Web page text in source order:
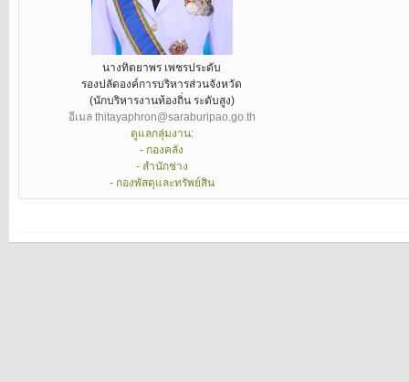
นางทิตยาพร เพชรประดับ
รองปลัดองค์การบริหารส่วนจังหวัด
(นักบริหารงานท้องถิ่น ระดับสูง)
อีเมล thitayaphron@saraburipao.go.th
ดูแลกลุ่มงาน:
- กองคลัง
- สำนักช่าง
- กองพัสดุและทรัพย์สิน